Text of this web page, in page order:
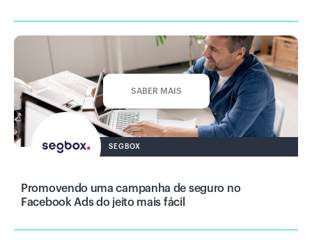
SEGBOX
SABER MAIS
Promovendo uma campanha de seguro no
Facebook Ads do jeito mais fácil